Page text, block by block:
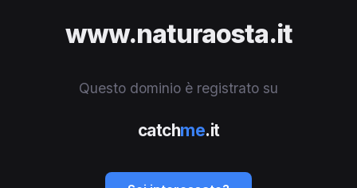
www.naturaosta.it
Questo dominio è registrato su
catchme.it